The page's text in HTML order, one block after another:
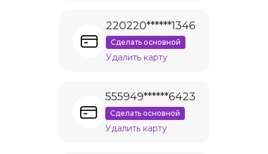
220220******1346
Сделать основной
Удалить карту
555949******6423
Сделать основной
Удалить карту